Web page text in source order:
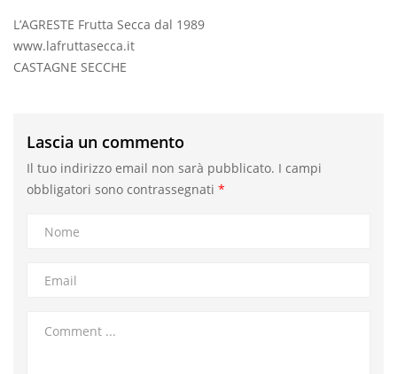
L’AGRESTE Frutta Secca dal 1989
www.lafruttasecca.it
CASTAGNE SECCHE
Lascia un commento
Il tuo indirizzo email non sarà pubblicato. I campi
obbligatori sono contrassegnati *